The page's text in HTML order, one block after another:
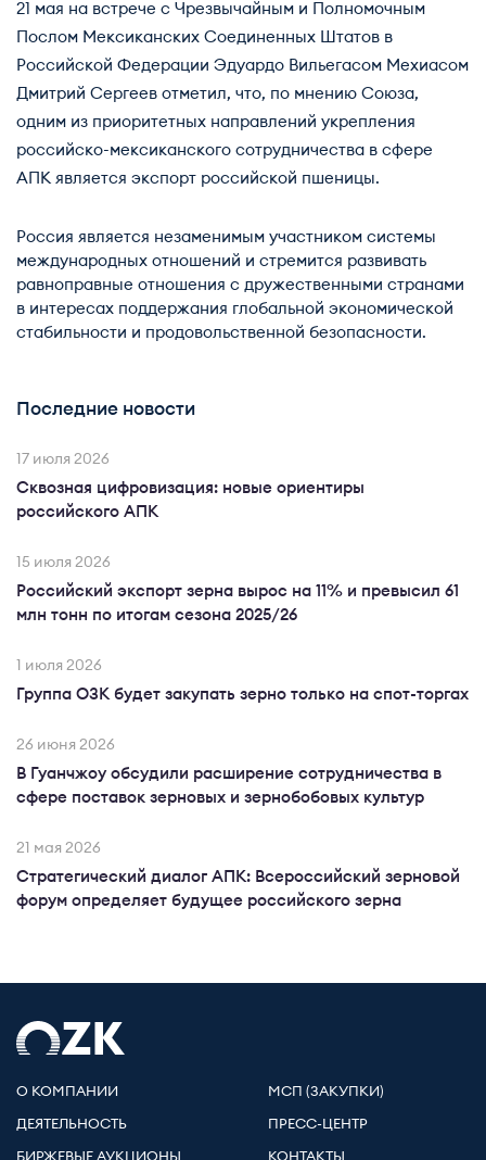
21 мая на встрече с Чрезвычайным и Полномочным
Послом Мексиканских Соединенных Штатов в
Российской Федерации Эдуардо Вильегасом Мехиасом
Дмитрий Сергеев отметил, что, по мнению Союза,
одним из приоритетных направлений укрепления
российско-мексиканского сотрудничества в сфере
АПК является экспорт российской пшеницы.
Россия является незаменимым участником системы
международных отношений и стремится развивать
равноправные отношения с дружественными странами
в интересах поддержания глобальной экономической
стабильности и продовольственной безопасности.
Последние новости
17 июля 2026
Сквозная цифровизация: новые ориентиры
российского АПК
15 июля 2026
Российский экспорт зерна вырос на 11% и превысил 61
млн тонн по итогам сезона 2025/26
1 июля 2026
Группа ОЗК будет закупать зерно только на спот-торгах
26 июня 2026
В Гуанчжоу обсудили расширение сотрудничества в
сфере поставок зерновых и зернобобовых культур
21 мая 2026
Стратегический диалог АПК: Всероссийский зерновой
форум определяет будущее российского зерна
О КОМПАНИИ
ДЕЯТЕЛЬНОСТЬ
МСП (ЗАКУПКИ)
ПРЕСС-ЦЕНТР